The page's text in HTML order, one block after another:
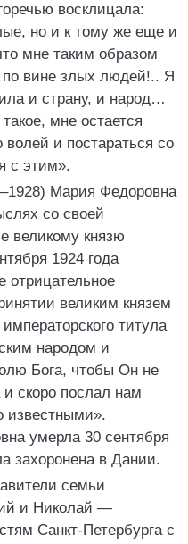
восклицала:
но и к тому же еще и
мне таким образом
по вине злых людей!.. Я
и страну, и народ…
мне остается
волей и постараться со
с этим».
Мария Федоровна
со своей
великому князю
1924 года
отрицательное
великим князем
титула
народом и
Бога, чтобы Он не
и скоро послал нам
известными».
умерла 30 сентября
захоронена в Дании.
семьи
и Николай —
Санкт-Петербурга с